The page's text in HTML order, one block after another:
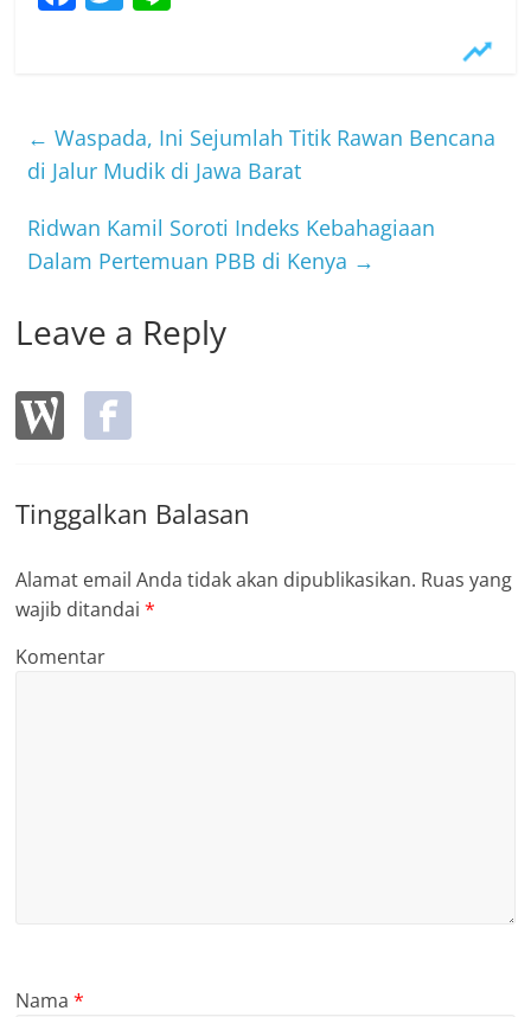
b
o
o
k
← Waspada, Ini Sejumlah Titik Rawan Bencana
di Jalur Mudik di Jawa Barat
Ridwan Kamil Soroti Indeks Kebahagiaan
Dalam Pertemuan PBB di Kenya →
Leave a Reply
Tinggalkan Balasan
Alamat email Anda tidak akan dipublikasikan. Ruas yang
wajib ditandai*
Komentar
Nama*